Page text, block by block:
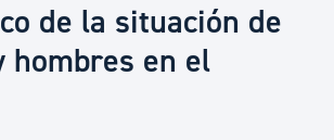
de la situación de
hombres en el